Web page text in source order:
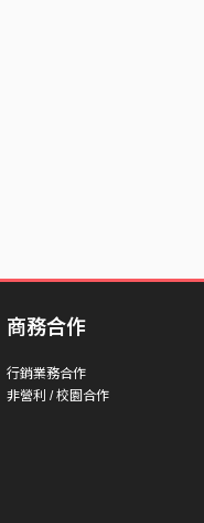
商務合作
行銷業務合作
非營利 / 校園合作